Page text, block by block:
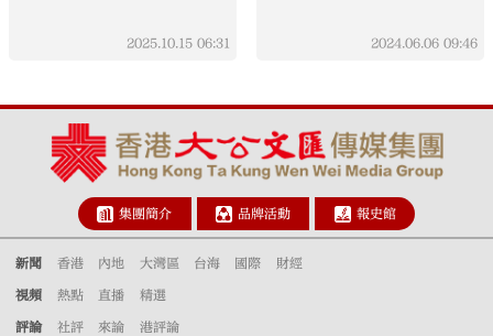
2025.10.15 06:31 2024.06.06 09:46
集團簡介 品牌活動 報史館
新聞 香港 內地 大灣區 台海 國際 財經
視頻 熱點 直播 精選
評論 社評 來論 港評論